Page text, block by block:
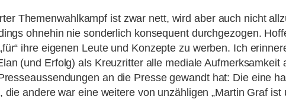
Themenwahlkampf ist zwar nett, wird aber auch nicht
ohnehin nie sonderlich konsequent durchgezogen.
ihre eigenen Leute und Konzepte zu werben. Ich
(und Erfolg) als Kreuzritter alle mediale Aufmerksamkeit
an die Presse gewandt hat: Die eine
andere war eine weitere von unzähligen „Martin Graf ist